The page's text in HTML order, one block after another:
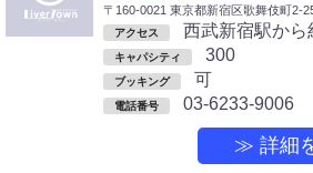
〒160-0021 東京都新宿区歌舞伎町2-
アクセス 西武新宿駅から
キャパシティ 300
ブッキング 可
電話番号 03-6233-9006
≫ 詳細